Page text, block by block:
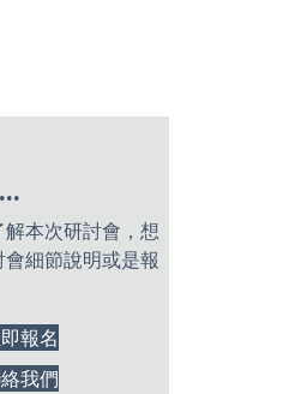
本次研討會，想
細節說明或是報
報名
我們